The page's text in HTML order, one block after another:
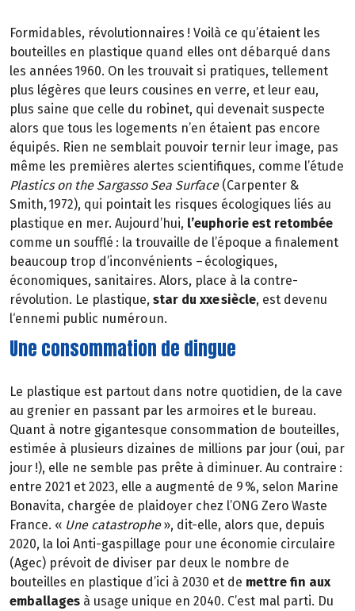
Formidables, révolutionnaires ! Voilà ce qu’étaient les
bouteilles en plastique quand elles ont débarqué dans
les années 1960. On les trouvait si pratiques, tellement
plus légères que leurs cousines en verre, et leur eau,
plus saine que celle du robinet, qui devenait suspecte
alors que tous les logements n’en étaient pas encore
équipés. Rien ne semblait pouvoir ternir leur image, pas
même les premières alertes scientifiques, comme l’étude
Plastics on the Sargasso Sea Surface (Carpenter &
Smith, 1972), qui pointait les risques écologiques liés au
plastique en mer. Aujourd’hui, l’euphorie est retombée
comme un soufflé : la trouvaille de l’époque a finalement
beaucoup trop d’inconvénients – écologiques,
économiques, sanitaires. Alors, place à la contre-
révolution. Le plastique, star du xxe siècle, est devenu
l‘ennemi public numéro un.
Une consommation de dingue
Le plastique est partout dans notre quotidien, de la cave
au grenier en passant par les armoires et le bureau.
Quant à notre gigantesque consommation de bouteilles,
estimée à plusieurs dizaines de millions par jour (oui, par
jour !), elle ne semble pas prête à diminuer. Au contraire :
entre 2021 et 2023, elle a augmenté de 9 %, selon Marine
Bonavita, chargée de plaidoyer chez l’ONG Zero Waste
France. « Une catastrophe», dit-elle, alors que, depuis
2020, la loi Anti-gaspillage pour une économie circulaire
(Agec) prévoit de diviser par deux le nombre de
bouteilles en plastique d’ici à 2030 et de mettre fin aux
emballages à usage unique en 2040. C’est mal parti. Du